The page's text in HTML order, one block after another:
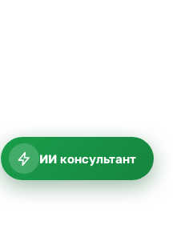
ИИ консультант